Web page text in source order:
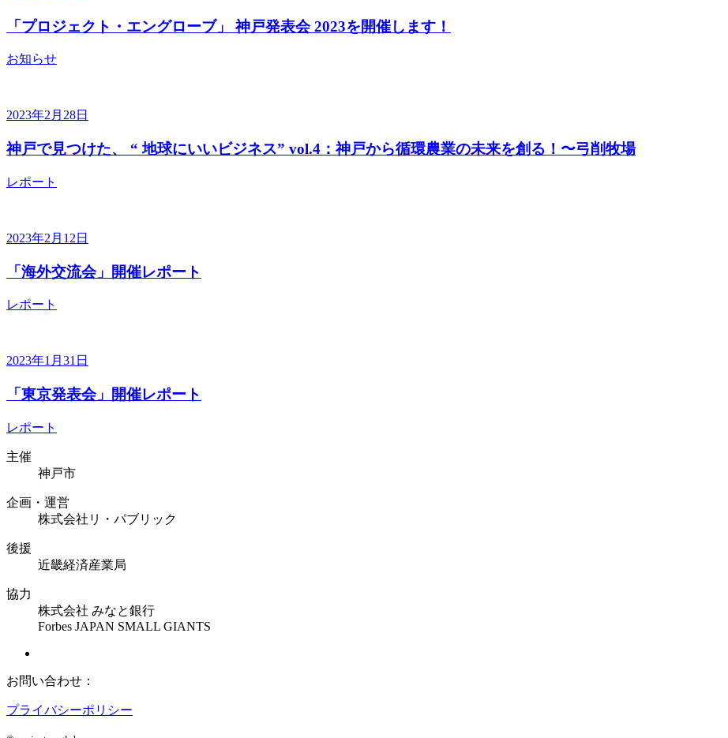
「プロジェクト・エングローブ」 神戸発表会 2023を開催します！
お知らせ
2023年2月28日
神戸で見つけた、 “ 地球にいいビジネス” vol.4：神戸から循環農業の未来を創る！〜弓削牧場
レポート
2023年2月12日
「海外交流会」開催レポート
レポート
2023年1月31日
「東京発表会」開催レポート
レポート
主催
神戸市
企画・運営
株式会社リ・パブリック
後援
近畿経済産業局
協力
株式会社 みなと銀行
Forbes JAPAN SMALL GIANTS
お問い合わせ：
プライバシーポリシー